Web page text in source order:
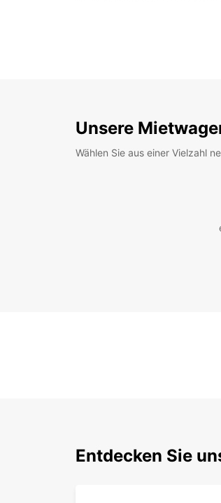
Unsere
Wählen Sie aus einer Vielzahl
Entdecken Sie